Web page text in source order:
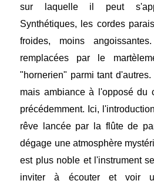
sur laquelle il peut
Synthétiques, les cordes
froides, moins
remplacées par le
"hornerien" parmi tant
mais ambiance à l'opposé du
précédemment. Ici,
rêve lancée par la flûte de
dégage une atmosphère
est plus noble et l'instrument
inviter à écouter et voir